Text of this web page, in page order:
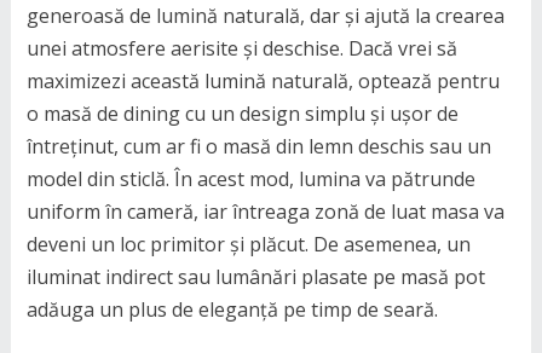
generoasă de lumină naturală, dar și ajută la crearea
unei atmosfere aerisite și deschise. Dacă vrei să
maximizezi această lumină naturală, optează pentru
o masă de dining cu un design simplu și ușor de
întreținut, cum ar fi o masă din lemn deschis sau un
model din sticlă. În acest mod, lumina va pătrunde
uniform în cameră, iar întreaga zonă de luat masa va
deveni un loc primitor și plăcut. De asemenea, un
iluminat indirect sau lumânări plasate pe masă pot
adăuga un plus de eleganță pe timp de seară.